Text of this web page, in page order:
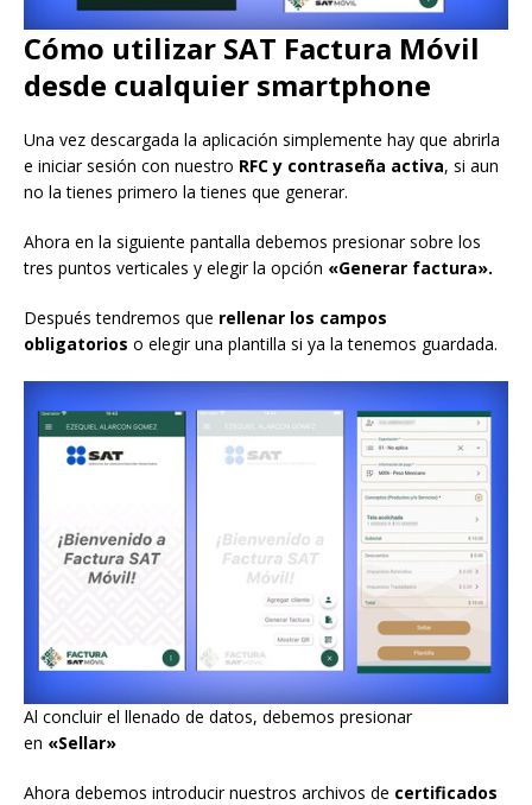
Cómo utilizar SAT Factura Móvil
desde cualquier smartphone
Una vez descargada la aplicación simplemente hay que abrirla
e iniciar sesión con nuestro RFC y contraseña activa, si aun
no la tienes primero la tienes que generar.
Ahora en la siguiente pantalla debemos presionar sobre los
tres puntos verticales y elegir la opción «Generar factura».
Después tendremos que rellenar los campos
obligatorios o elegir una plantilla si ya la tenemos guardada.
Al concluir el llenado de datos, debemos presionar
en «Sellar»
Ahora debemos introducir nuestros archivos de certificados